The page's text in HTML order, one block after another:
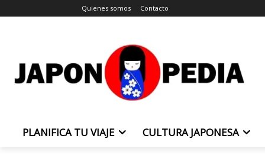
Quienes somos Contacto
PLANIFICA TU VIAJE CULTURA JAPONESA